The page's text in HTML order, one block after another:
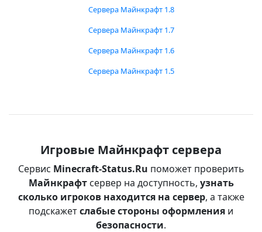
Сервера Майнкрафт 1.8
Сервера Майнкрафт 1.7
Сервера Майнкрафт 1.6
Сервера Майнкрафт 1.5
Игровые Майнкрафт сервера
Сервис Minecraft-Status.Ru поможет проверить
Майнкрафтсервер на доступность, узнать
сколько игроков находится на сервер, а также
подскажетслабые стороны оформления и
безопасности.